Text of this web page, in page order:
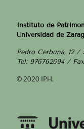
Instituto de
Universidad de
Pedro Cerbuna, 12 /
Tel: 976762694 /
© 2020 IPH.